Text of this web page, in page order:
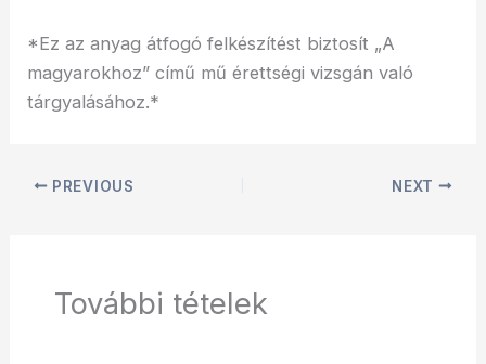
*Ez az anyag átfogó felkészítést biztosít „A
magyarokhoz” című mű érettségi vizsgán való
tárgyalásához.*
PREVIOUS NEXT
További tételek